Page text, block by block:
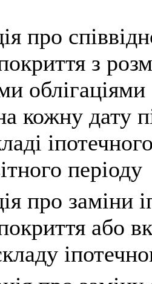
про
з
кожну дату
періоду
про заміни
або